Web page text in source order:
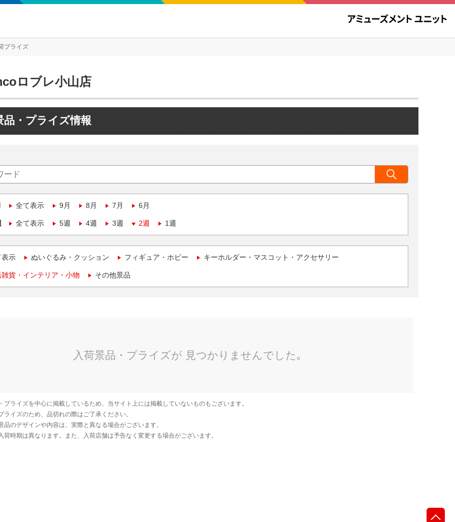
プライズ
ロブレ小山店
品・プライズ情報
全て表示 9月 8月 7月 6月
全て表示 5週 4週 3週 2週 1週
表示 ぬいぐるみ・クッション フィギュア・ホビー キーホルダー・マスコット・アクセサリー
貨・インテリア・小物 その他景品